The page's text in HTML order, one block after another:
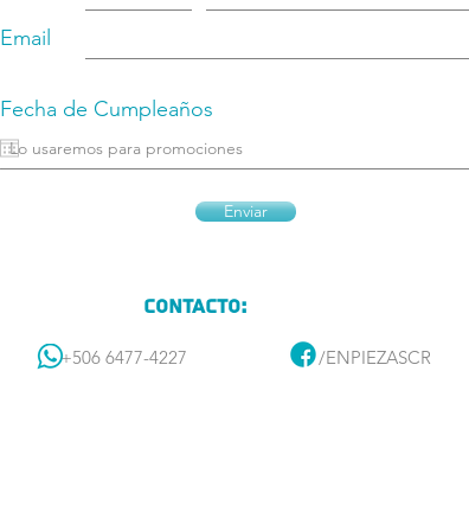
Email
Enviar
Fecha de Cumpleaños
Contacto:
+506 6477-4227 /ENPIEZASCR